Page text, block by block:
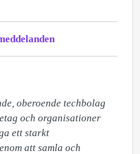
oberoende techbolag
och organisationer
ett starkt
att samla och